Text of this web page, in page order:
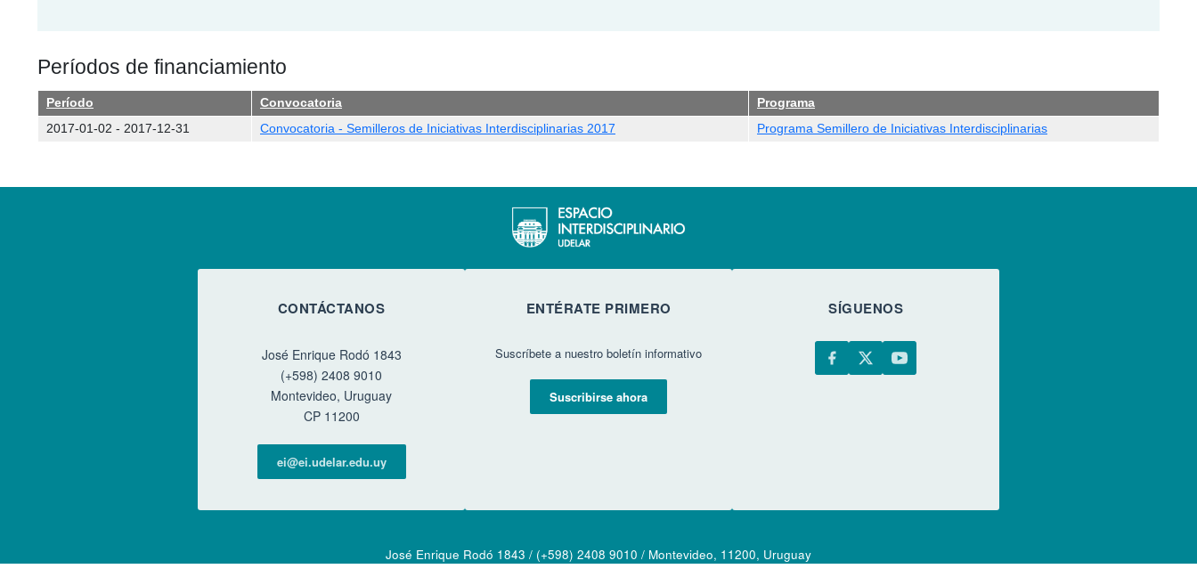
Períodos de financiamiento
Período Convocatoria
Programa
2017-01-02 - 2017-12-31 Convocatoria - Semilleros de Iniciativas Interdisciplinarias 2017 Programa Semillero de Iniciativas Interdisciplinarias
CONTÁCTANOS
José Enrique Rodó 1843
(+598) 2408 9010
Montevideo, Uruguay
CP 11200
ei@ei.udelar.edu.uy
ENTÉRATE PRIMERO
Suscríbete a nuestro boletín informativo
Suscribirse ahora
SÍGUENOS
José Enrique Rodó 1843 / (+598) 2408 9010 / Montevideo, 11200, Uruguay